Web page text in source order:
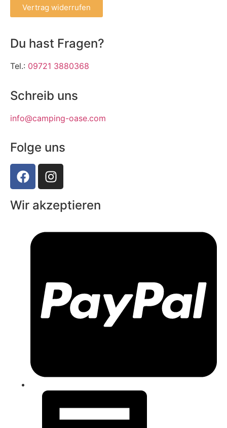
Vertrag widerrufen
Du hast Fragen?
Tel.: 09721 3880368
Schreib uns
info@camping-oase.com
Folge uns
Wir akzeptieren